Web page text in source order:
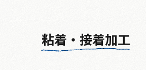
粘着・接着加工